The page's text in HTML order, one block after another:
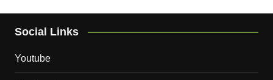
Social Links
Youtube